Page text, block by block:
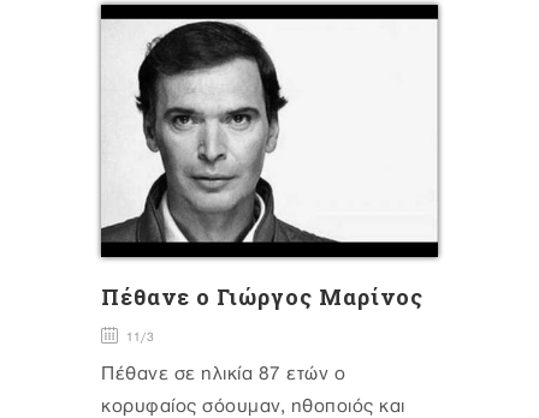
Πέθανε ο Γιώργος Μαρίνος
11/3
Πέθανε σε ηλικία 87 ετών ο
κορυφαίος σόουμαν, ηθοποιός και